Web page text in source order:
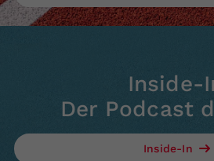
Inside-
Der Podcast
Inside-In